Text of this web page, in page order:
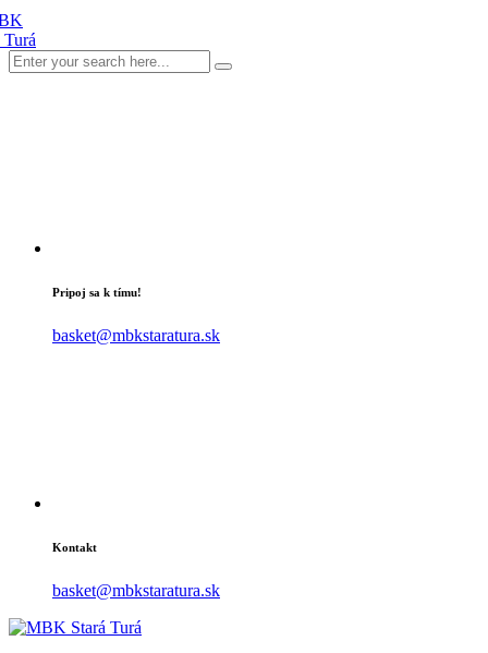
Pripoj sa k tímu!
basket@mbkstaratura.sk
Kontakt
basket@mbkstaratura.sk